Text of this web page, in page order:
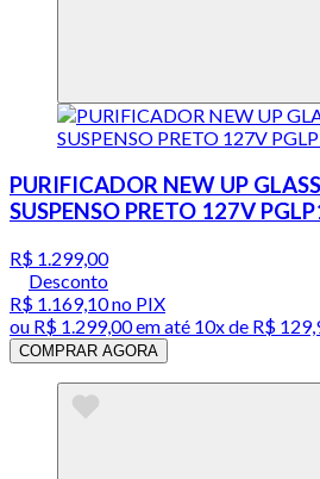
PURIFICADOR NEW UP
SUSPENSO PRETO 127V
R$ 1.299,00
Desconto
R$ 1.169,10no PIX
ou R$ 1.299,00em até 10x de R$
COMPRAR AGORA